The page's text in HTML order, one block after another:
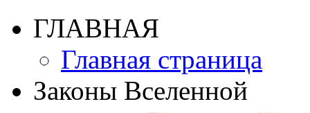
ГЛАВНАЯ
Главная страница
Законы Вселенной